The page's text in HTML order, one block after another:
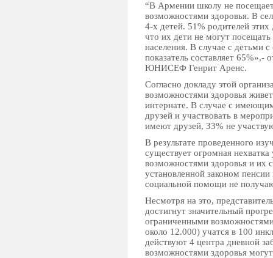
“В Армении школу не
возможностями здоровья. В
4-х детей. 51% родителей
что их дети не могут
населения. В случае с детьми
показатель составляет 65%»,-
ЮНИСЕФ Генрит Аренс.
Согласно докладу этой
возможностями здоровья
интернате. В случае с
друзей и участвовать в
имеют друзей, 33% не
В результате проведенного
существует огромная
возможностями здоровья и их
установленной законом
социальной помощи не
Несмотря на это,
достигнут значительный
ограниченными
около 12.000) учатся в 100
действуют 4 центра дневной
возможностями здоровья